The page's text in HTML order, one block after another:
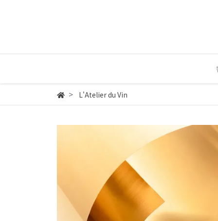
L'Atelier du Vin